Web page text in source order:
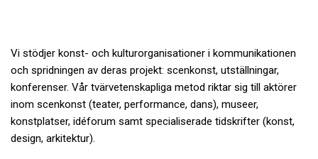
Vi stödjer konst- och kulturorganisationer i kommunikationen
och spridningen av deras projekt: scenkonst, utställningar,
konferenser. Vår tvärvetenskapliga metod riktar sig till aktörer
inom scenkonst (teater, performance, dans), museer,
konstplatser, idéforum samt specialiserade tidskrifter (konst,
design, arkitektur).